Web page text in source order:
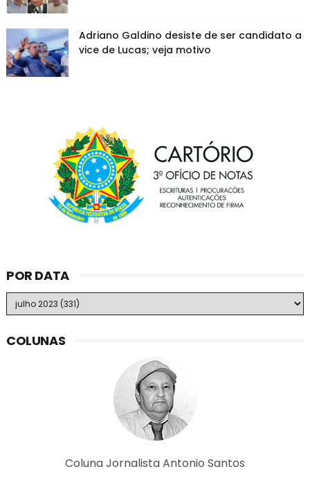
Adriano Galdino desiste de ser candidato a
vice de Lucas; veja motivo
POR DATA
COLUNAS
Coluna Jornalista Antonio Santos